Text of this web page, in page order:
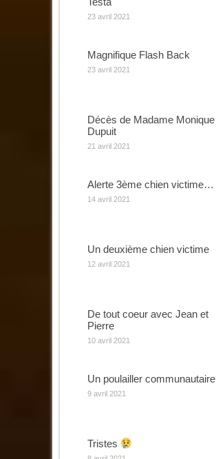
23 avril 2021
Magnifique Flash Back
23 avril 2021
Décès de Madame Monique
Dupuit
21 avril 2021
Alerte 3ème chien victime…
14 avril 2021
Un deuxième chien victime
12 avril 2021
De tout coeur avec Jean et
Pierre
10 avril 2021
Un poulailler communautaire
9 avril 2021
Tristes